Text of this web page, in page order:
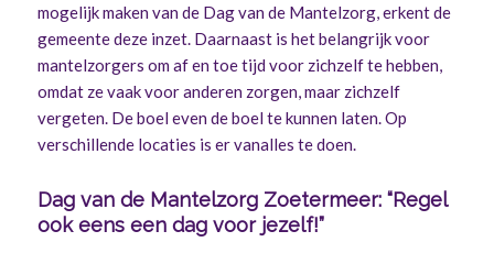
mogelijk maken van de Dag van de Mantelzorg, erkent de
gemeente deze inzet. Daarnaast is het belangrijk voor
mantelzorgers om af en toe tijd voor zichzelf te hebben,
omdat ze vaak voor anderen zorgen, maar zichzelf
vergeten. De boel even de boel te kunnen laten. Op
verschillende locaties is er vanalles te doen.
Dag van de Mantelzorg Zoetermeer: “Regel
ook eens een dag voor jezelf!”